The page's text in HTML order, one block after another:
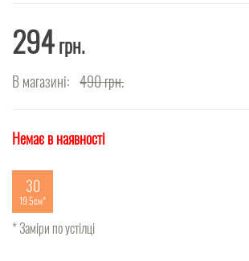
294грн.
В магазині: 490грн.
Немає в наявності
30
19.5см
* Заміри по устілці